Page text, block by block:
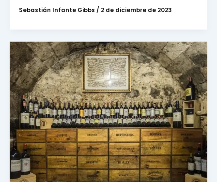
Sebastián Infante Gibbs / 2 de diciembre de 2023